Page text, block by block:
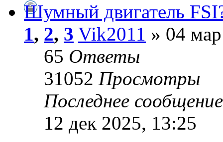
Шумный двигатель
1, 2, 3 Vik2011 » 04
65 Ответы
31052 Просмотры
Последнее
12 дек 2025, 13:25